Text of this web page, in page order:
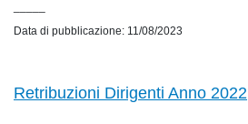
Data di pubblicazione: 11/08/2023
Retribuzioni Dirigenti Anno 2022